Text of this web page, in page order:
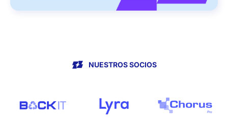
NUESTROS SOCIOS